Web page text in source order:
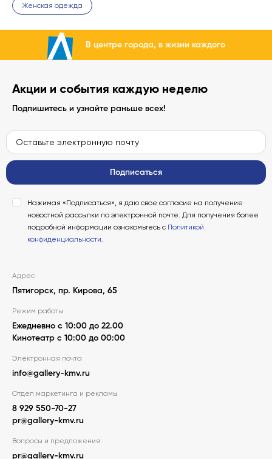
Женская одежда
В центре города, в жизни каждого
Акции и события каждую неделю
Подпишитесь и узнайте раньше всех!
Подписаться
Нажимая «Подписаться», я даю свое согласие на получение
новостной рассылки по электронной почте. Для получения более
подробной информации ознакомьтесь с Политикой
конфиденциальности.
Адрес
Пятигорск, пр. Кирова, 65
Режим работы
Ежедневно с 10:00 до 22.00
Кинотеатр с 10:00 до 00:00
Электронная почта
info@gallery-kmv.ru
Отдел маркетинга и рекламы
8 929 550-70-27
pr@gallery-kmv.ru
Вопросы и предложения
pr@gallery-kmv.ru